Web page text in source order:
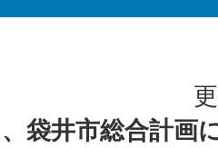
袋井市総合計画